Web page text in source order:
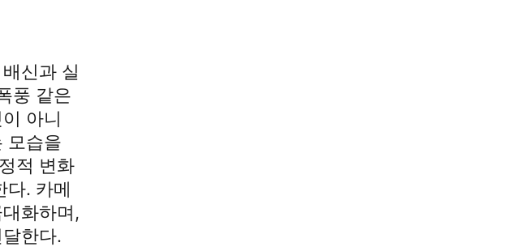
신과 실
풍 같은
아니
모습을
적 변화
다. 카메
화하며,
한다.